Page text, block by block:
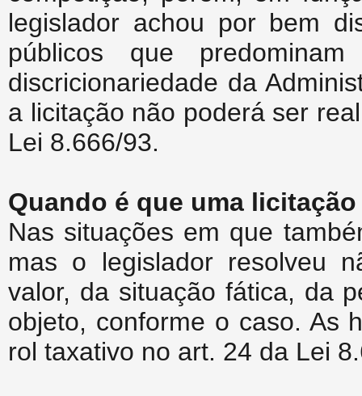
legislador achou por bem
públicos que
discricionariedade da
a licitação não poderá ser
Lei 8.666/93.
Quando é que uma
Nas situações em que
mas o legislador resolveu
valor, da situação fática, da
objeto, conforme o caso. As
rol taxativo no art. 24 da Lei